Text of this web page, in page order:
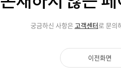
궁금하신 사항은 고객센터로 문의
이전화면